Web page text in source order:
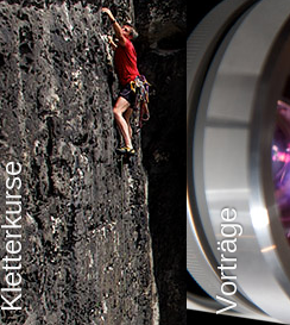
Himalaya Trekking Team Coaching Kletterkurse